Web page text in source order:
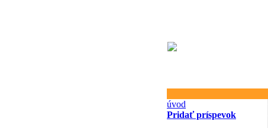
úvod
Pridať príspevok